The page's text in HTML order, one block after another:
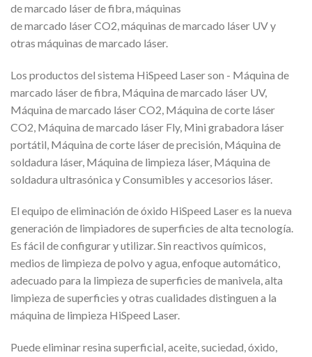
de marcado láser de fibra, máquinas
de marcado láser CO2, máquinas de marcado láser UV y
otras máquinas de marcado láser.
Los productos del sistema HiSpeed Laser son - Máquina de
marcado láser de fibra, Máquina de marcado láser UV,
Máquina de marcado láser CO2, Máquina de corte láser
CO2, Máquina de marcado láser Fly, Mini grabadora láser
portátil, Máquina de corte láser de precisión, Máquina de
soldadura láser, Máquina de limpieza láser, Máquina de
soldadura ultrasónica y Consumibles y accesorios láser.
El equipo de eliminación de óxido HiSpeed Laser es la nueva
generación de limpiadores de superficies de alta tecnología.
Es fácil de configurar y utilizar. Sin reactivos químicos,
medios de limpieza de polvo y agua, enfoque automático,
adecuado para la limpieza de superficies de manivela, alta
limpieza de superficies y otras cualidades distinguen a la
máquina de limpieza HiSpeed Laser.
Puede eliminar resina superficial, aceite, suciedad, óxido,